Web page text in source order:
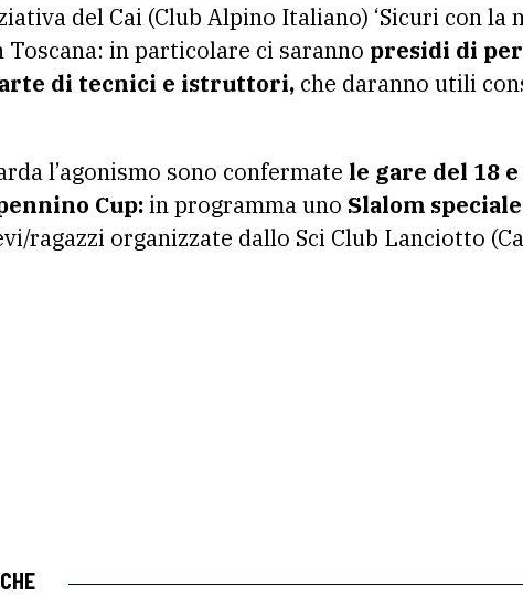
del Cai (Club Alpino Italiano) ‘Sicuri con la
in particolare ci saranno presidi di
di tecnici e istruttori, che daranno utili
l’agonismo sono confermate le gare del 18
Cup:in programma uno Slalom
ragazzi organizzate dallo Sci Club Lanciotto